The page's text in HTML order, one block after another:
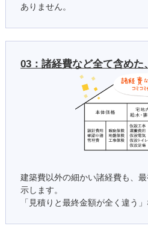
ありません。
03：諸経費など全て含めた
建築費以外の細かい諸経費も、
示します。
「見積りと最終金額が全く違う